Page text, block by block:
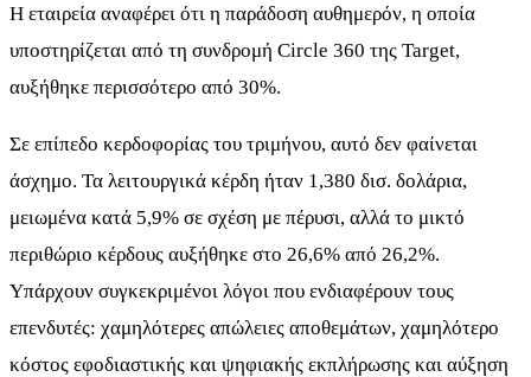
Η εταιρεία αναφέρει ότι η παράδοση αυθημερόν, η οποία
υποστηρίζεται από τη συνδρομή Circle 360 της Target,
αυξήθηκε περισσότερο από 30%.
Σε επίπεδο κερδοφορίας του τριμήνου, αυτό δεν φαίνεται
άσχημο. Τα λειτουργικά κέρδη ήταν 1,380 δισ. δολάρια,
μειωμένα κατά 5,9% σε σχέση με πέρυσι, αλλά το μικτό
περιθώριο κέρδους αυξήθηκε στο 26,6% από 26,2%.
Υπάρχουν συγκεκριμένοι λόγοι που ενδιαφέρουν τους
επενδυτές: χαμηλότερες απώλειες αποθεμάτων, χαμηλότερο
κόστος εφοδιαστικής και ψηφιακής εκπλήρωσης και αύξηση